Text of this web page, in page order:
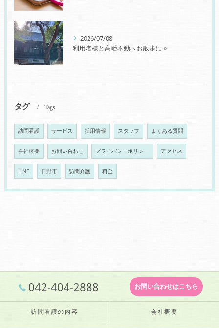
2026/07/08
利用者様と高幡不動へお散歩に🚶
タグ Tags
訪問看護 サービス 採用情報 スタッフ よくある質問
会社概要 お問い合わせ プライバシーポリシー アクセス
LINE 日野市 訪問介護 料金
042-404-2888 お問い合わせはこちら
訪問看護の内容 会社概要